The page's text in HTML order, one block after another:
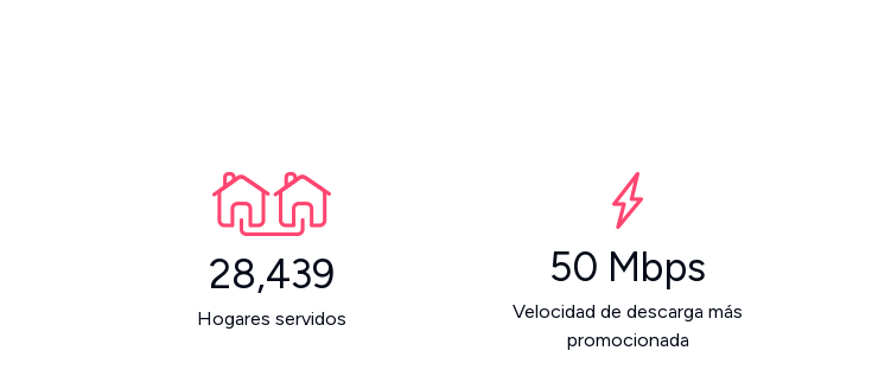
28,439
Hogares servidos
50 Mbps
Velocidad de descarga más
promocionada